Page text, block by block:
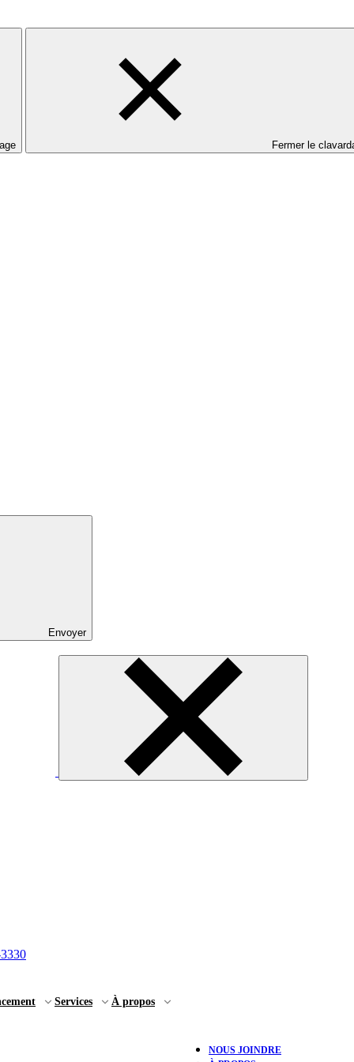
Fermer le
Envoyer
Services À propos
NOUS JOINDRE